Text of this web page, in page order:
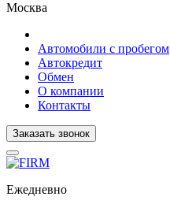
Москва
Автомобили с пробегом
Автокредит
Обмен
О компании
Контакты
Заказать звонок
Ежедневно